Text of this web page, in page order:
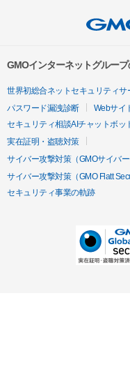
GMOインターネットグルー
世界初総合ネットセキュリティサ
パスワード漏洩診断
Webサイ
セキュリティ相談AIチャットボッ
実在証明・盗聴対策
サイバー攻撃対策（GMOサイバ
サイバー攻撃対策（GMO Flatt
セキュリティ事業の軌跡